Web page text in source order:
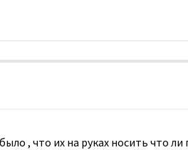
, что их на руках носить что ли